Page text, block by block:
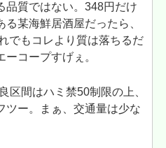
品質ではない。348円だけ
某海鮮居酒屋だったら、
でもコレより質は落ちるだ
コープすげぇ。
区間はハミ禁50制限の上、
ツー。まぁ、交通量は少な